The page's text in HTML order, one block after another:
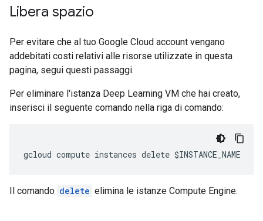
Libera spazio
Per evitare che al tuo Google Cloud account vengano
addebitati costi relativi alle risorse utilizzate in questa
pagina, segui questi passaggi.
Per eliminare l'istanza Deep Learning VM che hai creato,
inserisci il seguente comando nella riga di comando:
Il comando delete elimina le istanze Compute Engine.